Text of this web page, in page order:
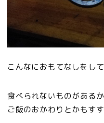
こんなにおもてなしをし
食べられないものがある
ご飯のおかわりとかもす